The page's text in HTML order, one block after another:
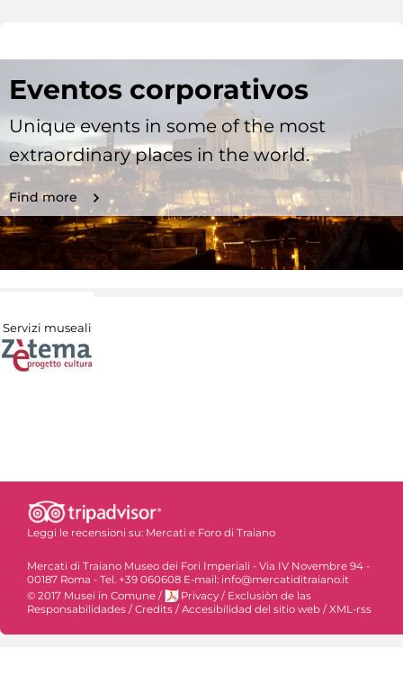
Eventos corporativos
Unique events in some of the most
extraordinary places in the world.
Find more
Servizi museali
Leggi le recensioni su: Mercati e Foro di Traiano
Mercati di Traiano Museo dei Fori Imperiali - Via IV Novembre 94 -
00187 Roma - Tel. +39 060608 E-mail: info@mercatiditraiano.it
© 2017 Musei in Comune / Privacy / Exclusiòn de las
Responsabilidades / Credits / Accesibilidad del sitio web / XML-rss